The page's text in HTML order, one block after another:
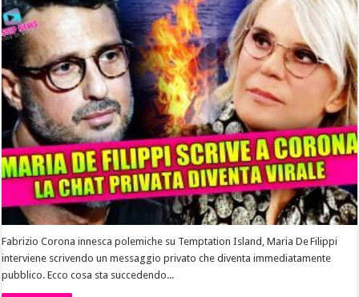
Fabrizio Corona innesca polemiche su Temptation Island, Maria De Filippi
interviene scrivendo un messaggio privato che diventa immediatamente
pubblico. Ecco cosa sta succedendo...